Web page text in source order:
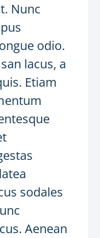
Nunc
odio.
lacus, a
Etiam
sodales
Aenean